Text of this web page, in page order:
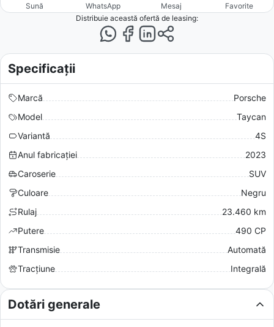
Sună WhatsApp Mesaj
Favorite
Distribuie această ofertă de leasing:
Specificații
Marcă
Porsche
Model
Taycan
Variantă
4S
Anul fabricației
2023
Caroserie
SUV
Culoare
Negru
Rulaj
23.460 km
Putere
490 CP
Transmisie
Automată
Tracțiune
Integrală
Dotări generale